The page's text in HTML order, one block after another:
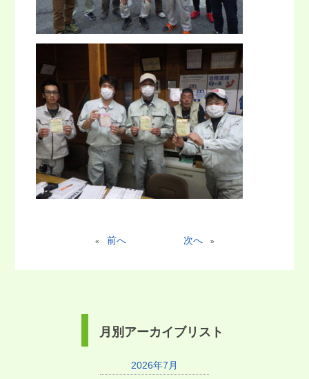
« 前へ 次へ »
月別アーカイブリスト
2026年7月